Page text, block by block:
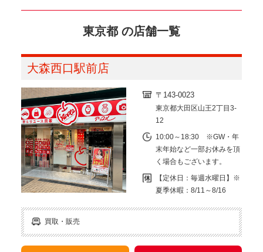
東京都 の店舗一覧
大森西口駅前店
〒143-0023
東京都大田区山王2丁目3-
12
10:00～18:30 ※GW・年
末年始など一部お休みを頂
く場合もございます。
【定休日：毎週水曜日】※
夏季休暇：8/11～8/16
買取・販売